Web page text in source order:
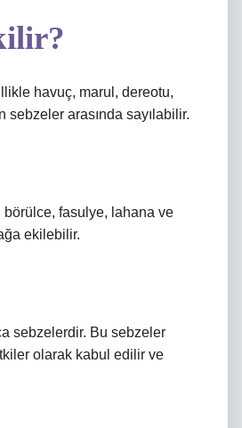
havuç, marul, dereotu,
sebzeler arasında sayılabilir.
börülce, fasulye, lahana ve
ekilebilir.
sebzelerdir. Bu sebzeler
olarak kabul edilir ve